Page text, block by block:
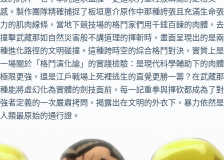
感。製作團隊精確捕捉了板垣惠介原作中那種誇張且充滿生命張
力的肌肉線條，當地下競技場的格鬥家們用千錘百鍊的肉體，去
撞擊武藏那如自然災害般不講道理的揮斬時，畫面呈現出的是兩
種進化路徑的文明碰撞。這種跨時空的綜合格鬥對決，實質上是
一場關於「格鬥演化論」的實踐檢驗：是現代科學輔助下的肉體
極限更強，還是江戶戰場上死裡逃生的直覺更勝一籌？在武藏那
種能將虛幻化為實體的劍技面前，每一記重拳與揮砍都成為了對
強者定義的一次嚴肅拷問，揭露出在文明的外衣下，暴力依然是
人類最原始的通行證。